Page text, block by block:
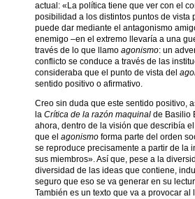
actual: «La política tiene que ver con el
posibilidad a los distintos puntos de vista
puede dar mediante el antagonismo
enemigo –en el extremo llevaría a una
través de lo que llamo agonismo: un
conflicto se conduce a través de las
consideraba que el punto de vista del
sentido positivo o afirmativo.
Creo sin duda que este sentido positivo,
la Crítica de la razón maquinal de Basilio
ahora, dentro de la visión que describía
que el agonismo forma parte del orden
se reproduce precisamente a partir de la
sus miembros». Así que, pese a la
diversidad de las ideas que contiene,
seguro que eso se va generar en su
También es un texto que va a provocar